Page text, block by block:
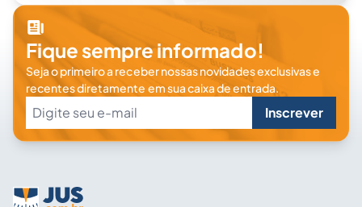
Fique sempre informado!
Seja o primeiro a receber nossas novidades exclusivas e
recentes diretamente em sua caixa de entrada.
Inscrever